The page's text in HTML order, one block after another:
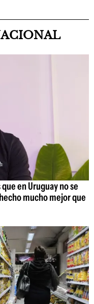
en Uruguay no se
mucho mejor que